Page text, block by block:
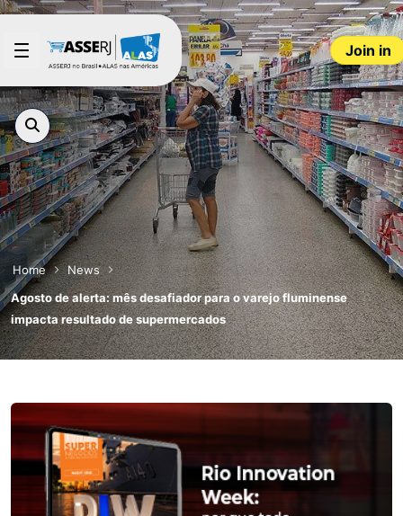
Skip to Main Content
Join in
Home
News
Agosto de alerta: mês desafiador para o varejo fluminense
impacta resultado de supermercados